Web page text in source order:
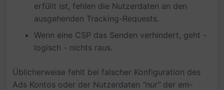
erfüllt ist, fehlen die Nutzerdaten an den
ausgehenden Tracking-Requests.
Wenn eine CSP das Senden verhindert, geht -
logisch - nichts raus.
Üblicherweise fehlt bei falscher Konfiguration des
Ads Kontos oder der Nutzerdaten "nur" der em-